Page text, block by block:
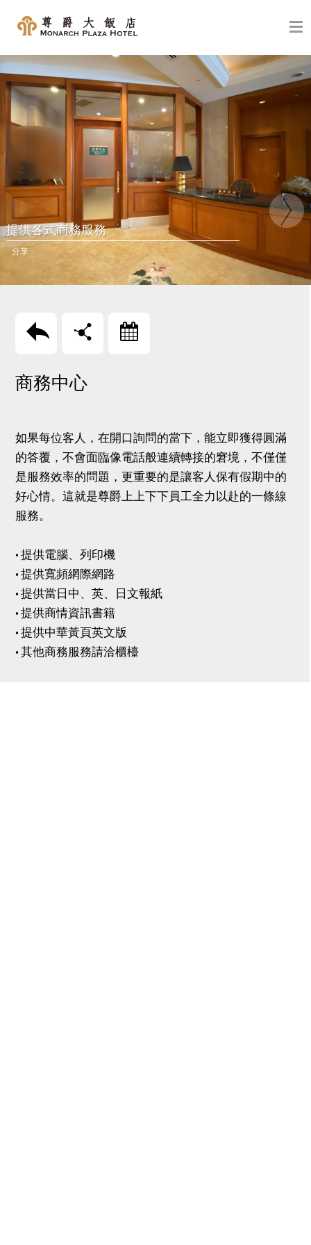
提供各式商務服務
分享
回上頁 分享
商務中心
如果每位客人，在開口詢問的當下，能立即獲得圓滿
的答覆，不會面臨像電話般連續轉接的窘境，不僅僅
是服務效率的問題，更重要的是讓客人保有假期中的
好心情。這就是尊爵上上下下員工全力以赴的一條線
服務。
• 提供電腦、列印機
• 提供寬頻網際網路
• 提供當日中、英、日文報紙
• 提供商情資訊書籍
• 提供中華黃頁英文版
• 其他商務服務請洽櫃檯